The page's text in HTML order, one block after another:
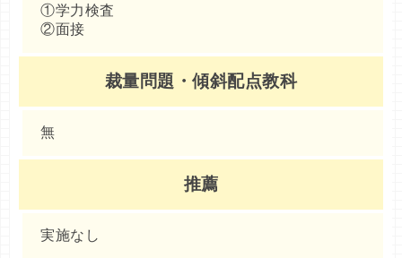
①学力検査
②面接
裁量問題・傾斜配点教科
無
推薦
実施なし